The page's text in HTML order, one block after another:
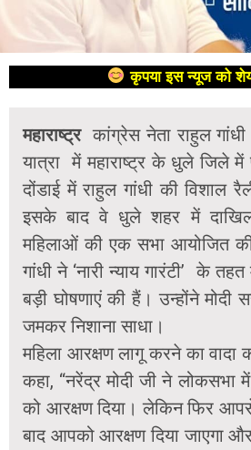
कृपया इस न्यूज को
महाराष्ट्रकांग्रेस नेता राहुल गांधी
यात्रा में महाराष्ट्र के धुले जिले
दोंडाई में राहुल गांधी की विशाल
इसके बाद वे धुले शहर में
महिलाओं की एक सभा आयोजित
गांधी ने ‘नारी न्याय गारंटी’ के
बड़ी घोषणाएं की हैं। उन्होंने मोदी
जमकर निशाना साधा।
महिला आरक्षण लागू करने का वादा
कहा, “नरेंद्र मोदी जी ने लोकसभा
को आरक्षण दिया। लेकिन फिर
बाद आपको आरक्षण दिया जाएगा